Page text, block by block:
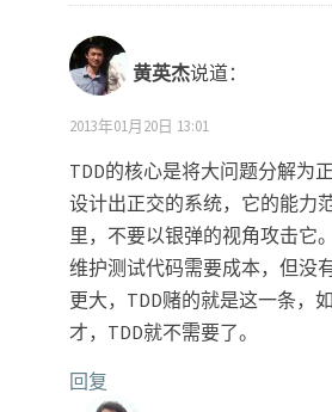
黄英杰说道：
2013年01月20日 13:01
TDD的核心是将大问题分解为
设计出正交的系统，它的能力
里，不要以银弹的视角攻击它。
维护测试代码需要成本，但没
更大，TDD赌的就是这一条，
才，TDD就不需要了。
回复